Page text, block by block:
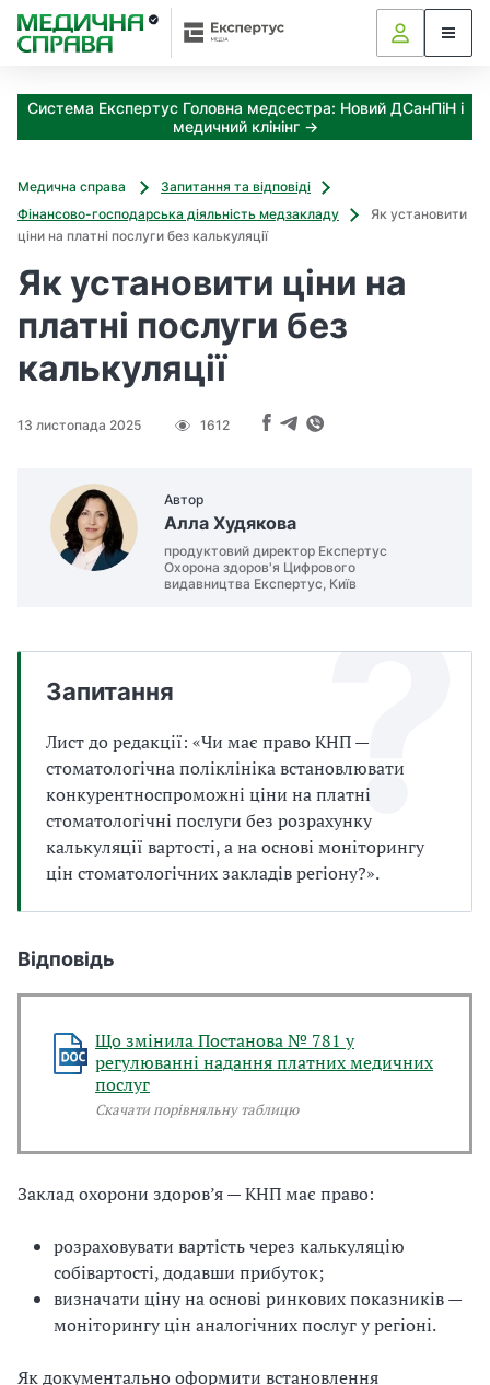
Система Експертус Головна медсестра: Новий ДСанПіН і
медичний клінінг →
Медична справа
Запитання та відповіді
Фінансово-господарська діяльність медзакладу
Як установити
ціни на платні послуги без калькуляції
Як установити ціни на
платні послуги без
калькуляції
13 листопада 2025 1612
Автор
Алла Худякова
продуктовий директор Експертус
Охорона здоров'я Цифрового
видавництва Експертус, Київ
Запитання
Лист до редакції: «Чи має право КНП —
стоматологічна поліклініка встановлювати
конкурентноспроможні ціни на платні
стоматологічні послуги без розрахунку
калькуляції вартості, а на основі моніторингу
цін стоматологічних закладів регіону?».
Відповідь
Що змінила Постанова № 781 у
регулюванні надання платних медичних
послуг
Скачати порівняльну таблицю
Заклад охорони здоров’я — КНП має право:
розраховувати вартість через калькуляцію
собівартості, додавши прибуток;
визначати ціну на основі ринкових показників —
моніторингу цін аналогічних послуг у регіоні.
Як документально оформити встановлення
З
а
к
з
д
м
о
ж
н